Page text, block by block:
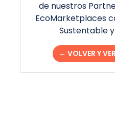
de nuestros
EcoMarketplaces
Sustentable
← VOLVER Y